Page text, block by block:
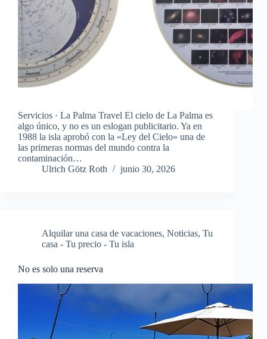
Servicios · La Palma Travel El cielo de La Palma es
algo único, y no es un eslogan publicitario. Ya en
1988 la isla aprobó con la «Ley del Cielo» una de
las primeras normas del mundo contra la
contaminación…
Ulrich Götz Roth
junio 30, 2026
Alquilar una casa de vacaciones, Noticias, Tu
casa - Tu precio - Tu isla
No es solo una reserva